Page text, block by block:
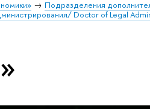
Подразделения
Doctor of Legal